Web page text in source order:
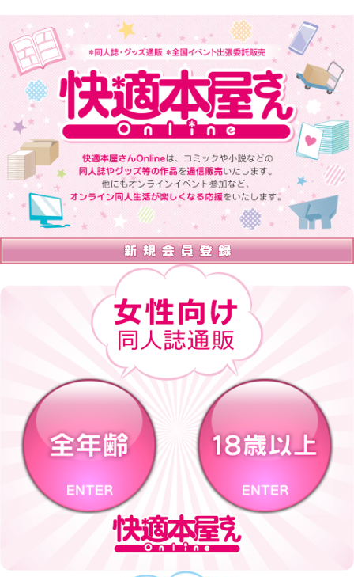
快適本屋さんOnlineは、 コミックや小説などの同人誌やグッズ等の
作品を通信販売いたします。